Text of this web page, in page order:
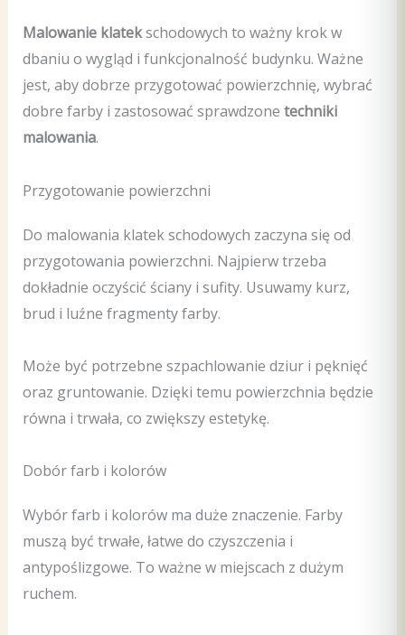
Malowanie klatekschodowych to ważny krok w
dbaniu o wygląd i funkcjonalność budynku. Ważne
jest, aby dobrze przygotować powierzchnię, wybrać
dobre farby i zastosować sprawdzone techniki
malowania.
Przygotowanie powierzchni
Do malowania klatek schodowych zaczyna się od
przygotowania powierzchni. Najpierw trzeba
dokładnie oczyścić ściany i sufity. Usuwamy kurz,
brud i luźne fragmenty farby.
Może być potrzebne szpachlowanie dziur i pęknięć
oraz gruntowanie. Dzięki temu powierzchnia będzie
równa i trwała, co zwiększy estetykę.
Dobór farb i kolorów
Wybór farb i kolorów ma duże znaczenie. Farby
muszą być trwałe, łatwe do czyszczenia i
antypoślizgowe. To ważne w miejscach z dużym
ruchem.